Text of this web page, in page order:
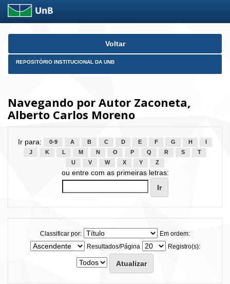
Skip
Voltar
REPOSITÓRIO INSTITUCIONAL DA UNB
Navegando por Autor Zaconeta,
Alberto Carlos Moreno
Ir para: 0-9 A B C D E F G H
J
K L M N O P Q R S
T
U
V W X Y Z
ou entre com as primeiras letras:
Classificar por:
Em ordem:
Resultados/Página
Registro(s):